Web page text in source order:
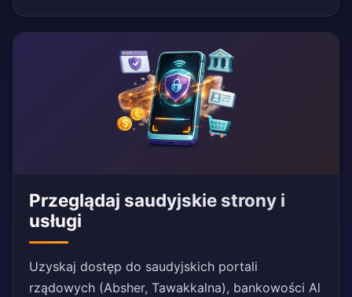
Przeglądaj saudyjskie strony i
usługi
Uzyskaj dostęp do saudyjskich portali
rządowych (Absher, Tawakkalna), bankowości Al